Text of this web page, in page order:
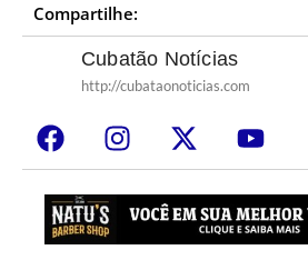
Compartilhe:
Cubatão Notícias
http://cubataonoticias.com